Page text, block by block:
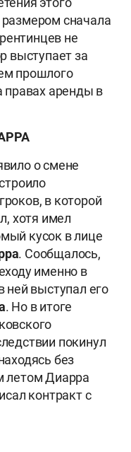
сначала
не
выступает за
прошлого
правах аренды в
о смене
в которой
хотя имел
кусок в лице
. Сообщалось,
именно в
ней выступал его
. Но в итоге
покинул
без
летом Диарра
контракт с